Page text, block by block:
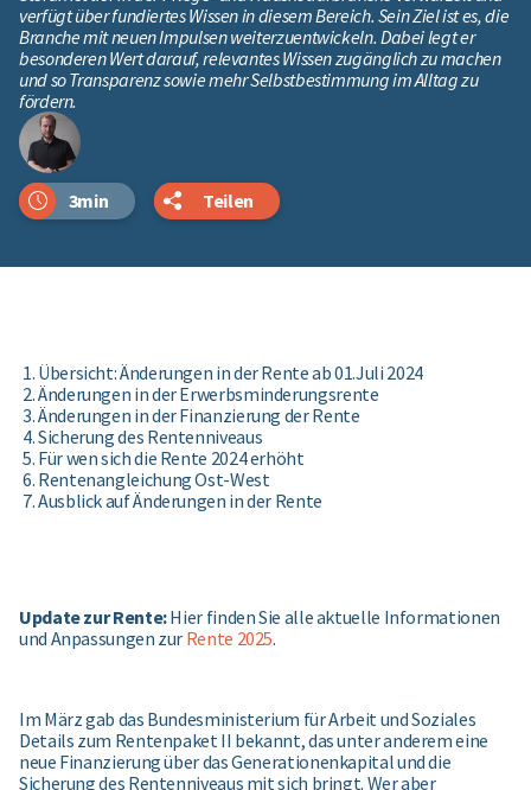
verfügt über fundiertes Wissen in diesem Bereich. Sein Ziel ist es, die
Branche mit neuen Impulsen weiterzuentwickeln. Dabei legt er
besonderen Wert darauf, relevantes Wissen zugänglich zu machen
und so Transparenz sowie mehr Selbstbestimmung im Alltag zu
fördern.
3min Teilen
Übersicht: Änderungen in der Rente ab 01.Juli 2024
Änderungen in der Erwerbsminderungsrente
Änderungen in der Finanzierung der Rente
Sicherung des Rentenniveaus
Für wen sich die Rente 2024 erhöht
Rentenangleichung Ost-West
Ausblick auf Änderungen in der Rente
Update zur Rente:Hier finden Sie alle aktuelle Informationen
und Anpassungen zur Rente 2025.
Im März gab das Bundesministerium für Arbeit und Soziales
Details zum Rentenpaket II bekannt, das unter anderem eine
neue Finanzierung über das Generationenkapital und die
Sicherung des Rentenniveaus mit sich bringt. Wer aber